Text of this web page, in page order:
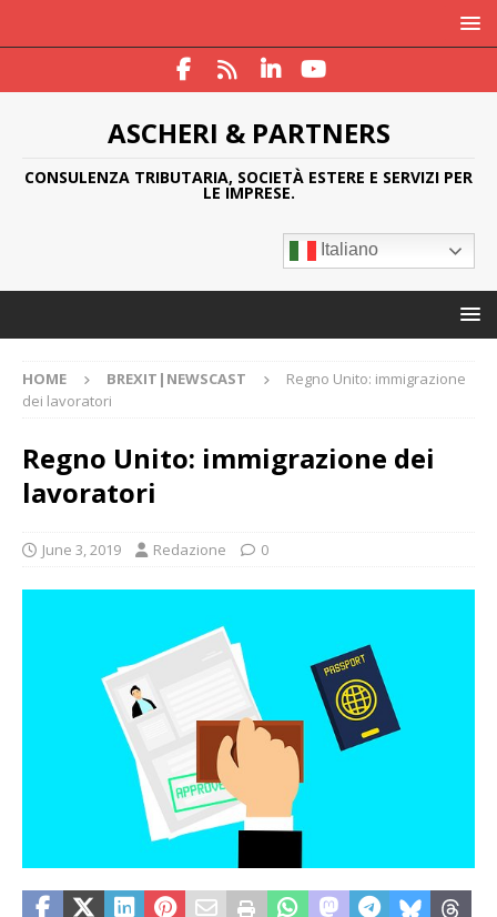
ASCHERI & PARTNERS
CONSULENZA TRIBUTARIA, SOCIETÀ ESTERE E SERVIZI PER
LE IMPRESE.
Italiano
HOME BREXIT|NEWSCAST
Regno Unito: immigrazione
dei lavoratori
Regno Unito: immigrazione dei
lavoratori
June 3, 2019 Redazione 0